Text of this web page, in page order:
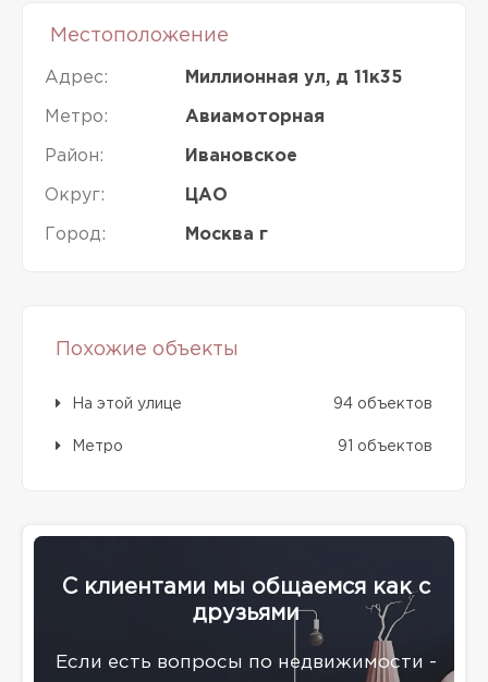
Местоположение
Адрес: Миллионная ул, д 11к35
Метро: Авиамоторная
Район: Ивановское
Округ: ЦАО
Город: Москва г
Похожие объекты
На этой улице 94 объектов
Метро 91 объектов
С клиентами мы общаемся как с
друзьями
Eсли есть вопросы по недвижимости -